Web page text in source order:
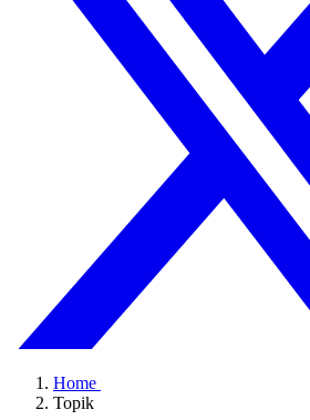
Home
Topik